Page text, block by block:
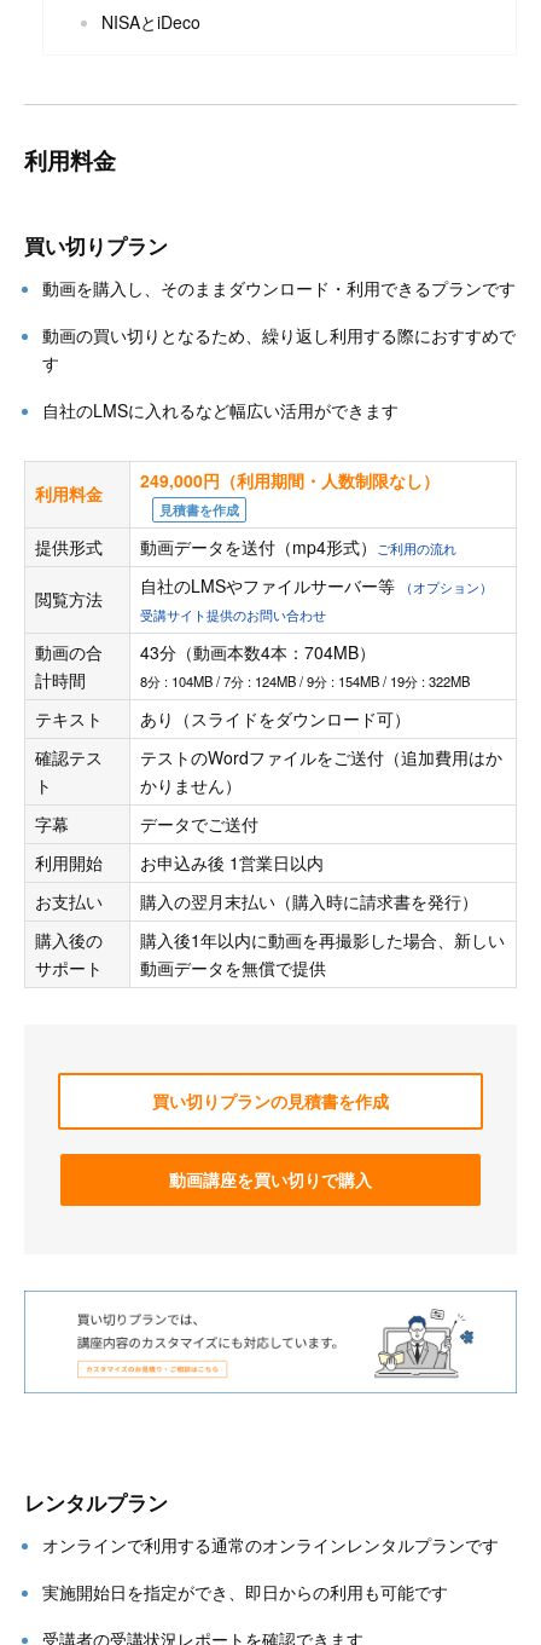
NISAとiDeco
利用料金
買い切りプラン
動画を購入し、そのままダウンロード・利用できるプランです
動画の買い切りとなるため、繰り返し利用する際におすすめで
す
自社のLMSに入れるなど幅広い活用ができます
利用料金
249,000円（利用期間・人数制限なし）
見積書を作成
提供形式 動画データを送付（mp4形式） ご利用の流れ
閲覧方法
自社のLMSやファイルサーバー等
（オプション）
受講サイト提供のお問い合わせ
動画の合
計時間
43分（動画本数4本：704MB）
8分 : 104MB / 7分 : 124MB / 9分 : 154MB / 19分 : 322MB
テキスト
あり（スライドをダウンロード可）
確認テス
ト
テストのWordファイルをご送付（追加費用はか
かりません）
字幕
データでご送付
利用開始
お申込み後 1営業日以内
お支払い
購入の翌月末払い（購入時に請求書を発行）
購入後の
サポート
購入後1年以内に動画を再撮影した場合、新しい
動画データを無償で提供
買い切りプランの見積書を作成
動画講座を買い切りで購入
レンタルプラン
オンラインで利用する通常のオンラインレンタルプランです
実施開始日を指定ができ、即日からの利用も可能です
受講者の受講状況レポートを確認できます